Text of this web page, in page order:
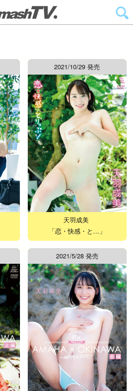
2021/10/29 発売
天羽成美
「恋・快感・と…」
2021/5/28 発売